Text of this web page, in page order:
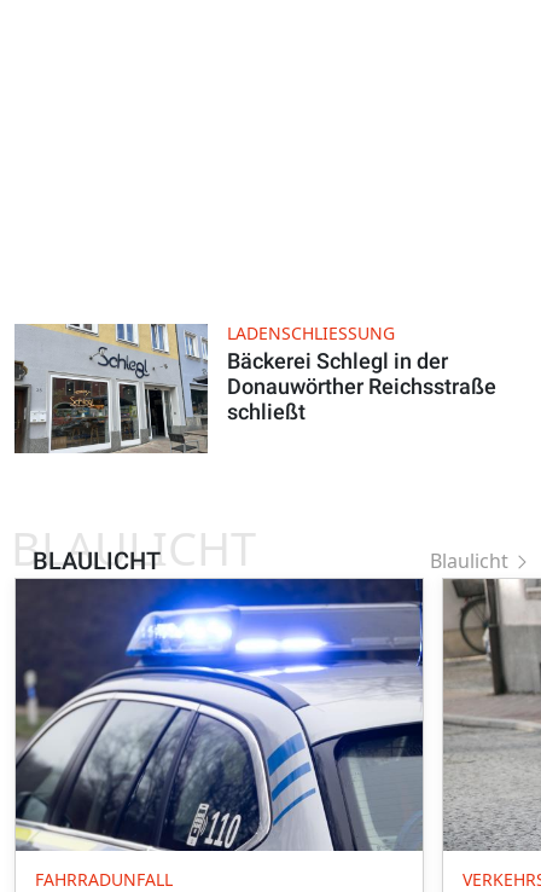
LADENSCHLIESSUNG
Bäckerei Schlegl in der
Donauwörther Reichsstraße
schließt
BLAULICHT
BLAULICHT Blaulicht
FAHRRADUNFALL